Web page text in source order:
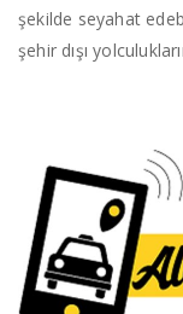
şekilde seyahat
şehir dışı